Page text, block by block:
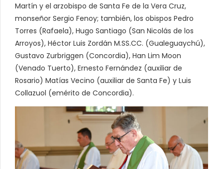
Martín y el arzobispo de Santa Fe de la Vera Cruz,
monseñor Sergio Fenoy; también, los obispos Pedro
Torres (Rafaela), Hugo Santiago (San Nicolás de los
Arroyos), Héctor Luis Zordán M.SS.CC. (Gualeguaychú),
Gustavo Zurbriggen (Concordia), Han Lim Moon
(Venado Tuerto), Ernesto Fernández (auxiliar de
Rosario) Matías Vecino (auxiliar de Santa Fe) y Luis
Collazuol (emérito de Concordia).